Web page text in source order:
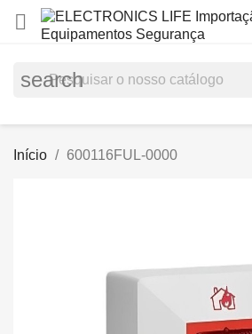

search
Início 600116FUL-0000